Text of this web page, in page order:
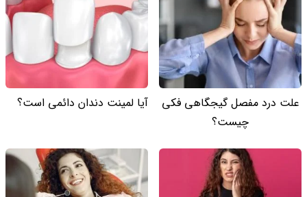
علت درد مفصل گیجگاهی فکی
چیست؟
آیا لمینت دندان دائمی است؟